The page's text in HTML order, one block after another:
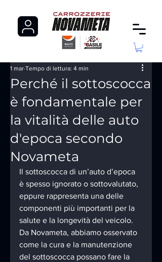
Perché il sottoscocca
è fondamentale per
la vitalità delle auto
d'epoca secondo
Novameta
1 mar Tempo di lettura: 4 min
Il sottoscocca di un’auto d’epoca
è spesso ignorato o sottovalutato,
eppure rappresenta una delle
componenti più importanti per la
salute e la longevità del veicolo.
Da Novameta, abbiamo osservato
come la cura e la manutenzione
del sottoscocca possano fare la